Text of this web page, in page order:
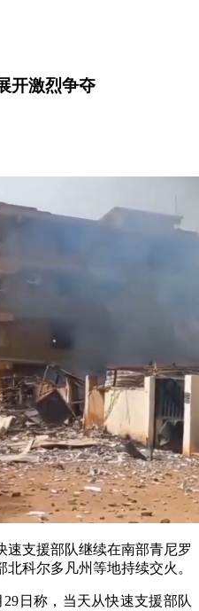
开激烈争夺
支援部队继续在南部青尼罗
科尔多凡州等地持续交火。
日称，当天从快速支援部队